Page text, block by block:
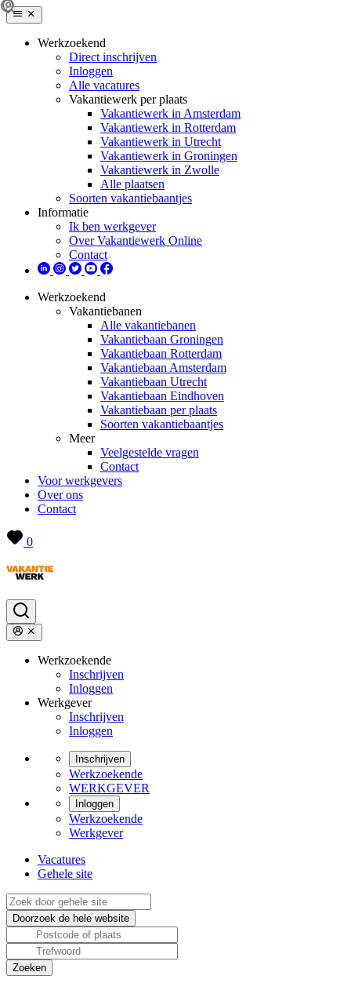
Werkzoekend
Direct inschrijven
Inloggen
Alle vacatures
Vakantiewerk per plaats
Vakantiewerk in Amsterdam
Vakantiewerk in Rotterdam
Vakantiewerk in Utrecht
Vakantiewerk in Groningen
Vakantiewerk in Zwolle
Alle plaatsen
Soorten vakantiebaantjes
Informatie
Ik ben werkgever
Over Vakantiewerk Online
Contact
Werkzoekend
Vakantiebanen
Alle vakantiebanen
Vakantiebaan Groningen
Vakantiebaan Rotterdam
Vakantiebaan Amsterdam
Vakantiebaan Utrecht
Vakantiebaan Eindhoven
Vakantiebaan per plaats
Soorten vakantiebaantjes
Meer
Veelgestelde vragen
Contact
Voor werkgevers
Over ons
Contact
0
Werkzoekende
Inschrijven
Inloggen
Werkgever
Inschrijven
Inloggen
Inschrijven
Werkzoekende
WERKGEVER
Inloggen
Werkzoekende
Werkgever
Vacatures
Gehele site